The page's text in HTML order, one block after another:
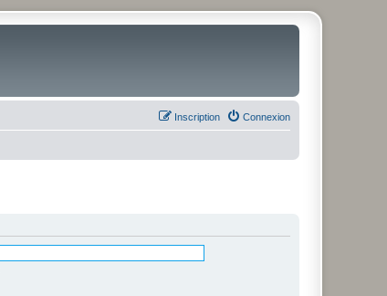
Connexion
Inscription